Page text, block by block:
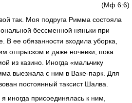
(Мф 6:6)
так. Моя подруга Римма состояла
бессменной няньки при
В ее обязанности входила уборка,
отпрыском и даже ночевки, пока
из казино. Иногда «мальчику
выезжала с ним в Ваке-парк. Для
постоянный таксист Шалва.
иногда присоединялась к ним,